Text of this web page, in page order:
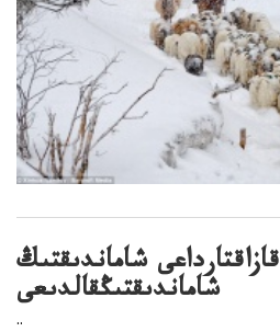
قازاقتارداعى شاماندىقتىڭ
شاماندىقتىڭقالدىعى
..